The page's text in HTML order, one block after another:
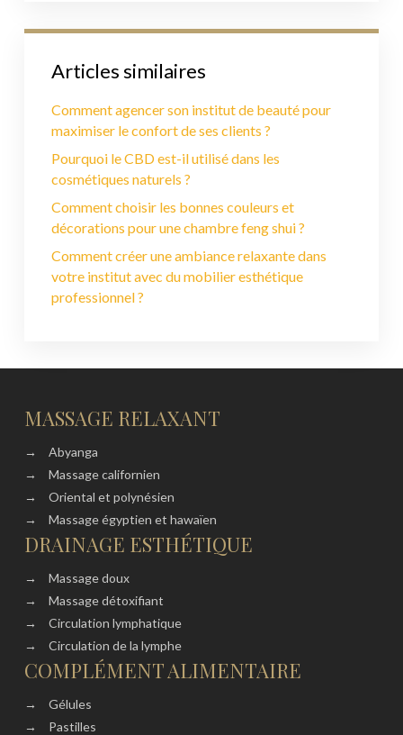
Articles similaires
Comment agencer son institut de beauté pour
maximiser le confort de ses clients ?
Pourquoi le CBD est-il utilisé dans les
cosmétiques naturels ?
Comment choisir les bonnes couleurs et
décorations pour une chambre feng shui ?
Comment créer une ambiance relaxante dans
votre institut avec du mobilier esthétique
professionnel ?
MASSAGE RELAXANT
→
Abyanga
→
Massage californien
→
Oriental et polynésien
→
Massage égyptien et hawaïen
DRAINAGE ESTHÉTIQUE
→
Massage doux
→
Massage détoxifiant
→
Circulation lymphatique
→
Circulation de la lymphe
COMPLÉMENT ALIMENTAIRE
→
Gélules
→
Pastilles